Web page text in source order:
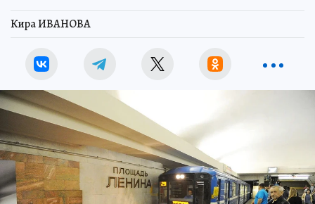
Кира ИВАНОВА